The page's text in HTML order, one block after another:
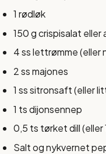
1 rødløk
150 g crispisalat eller
4 ss lettrømme (eller
2 ss majones
1 ss sitronsaft (eller
1 ts dijonsennep
0,5 ts tørket dill (eller
Salt og nykvernet